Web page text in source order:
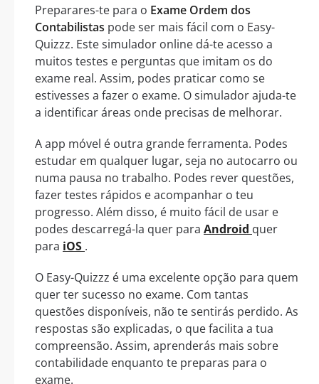
Preparares-te para o Exame Ordem dos
Contabilistas pode ser mais fácil com o Easy-
Quizzz. Este simulador online dá-te acesso a
muitos testes e perguntas que imitam os do
exame real. Assim, podes praticar como se
estivesses a fazer o exame. O simulador ajuda-te
a identificar áreas onde precisas de melhorar.
A app móvel é outra grande ferramenta. Podes
estudar em qualquer lugar, seja no autocarro ou
numa pausa no trabalho. Podes rever questões,
fazer testes rápidos e acompanhar o teu
progresso. Além disso, é muito fácil de usar e
podes descarregá-la quer para Android quer
para iOS .
O Easy-Quizzz é uma excelente opção para quem
quer ter sucesso no exame. Com tantas
questões disponíveis, não te sentirás perdido. As
respostas são explicadas, o que facilita a tua
compreensão. Assim, aprenderás mais sobre
contabilidade enquanto te preparas para o
exame.